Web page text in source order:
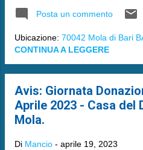
Posta un commento
Ubicazione: 70042 Mola di Bari
CONTINUA A LEGGERE
Avis: Giornata
Aprile 2023 - Casa del
Mola.
Di Mancio - aprile 19, 2023